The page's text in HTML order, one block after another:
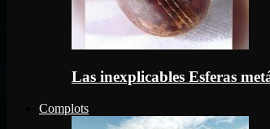
Las inexplicables Esferas
Complots